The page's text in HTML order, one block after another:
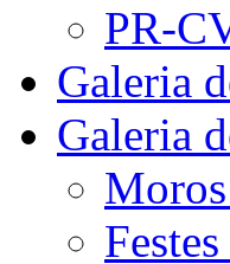
PR-
Galeria
Galeria